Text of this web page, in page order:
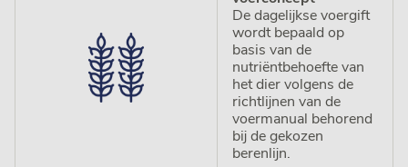
De dagelijkse voergift
wordt bepaald op
basis van de
nutriëntbehoefte van
het dier volgens de
richtlijnen van de
voermanual behorend
bij de gekozen
berenlijn.